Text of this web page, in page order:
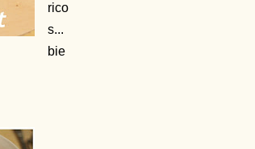
rico
s...
bie